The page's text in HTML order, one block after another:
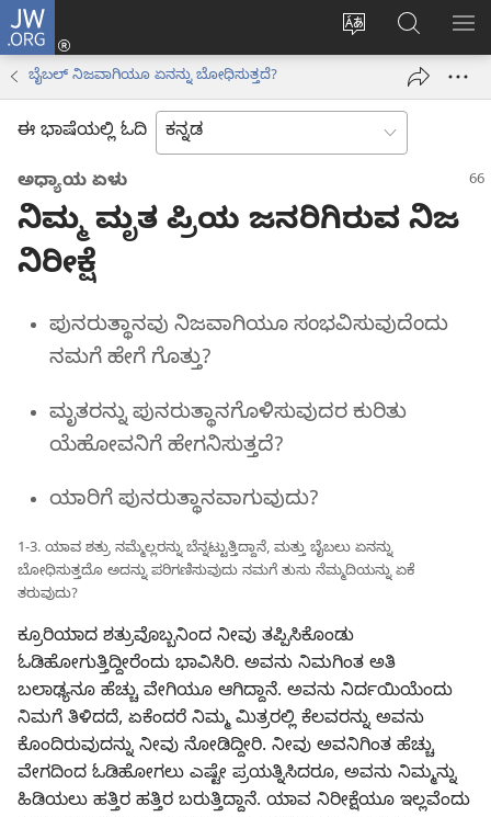
JW.ORG
ವೆಬ್‌ಸೈಟ್‌ನ
ಭಾಷೆಯನ್ನು
ಬದಲಿಸು
ಲಾಗ್
ಇನ್
new
ಹುಡುಕಿ
ಬೈಬಲ್‌ ನಿಜವಾಗಿಯೂ ಏನನ್ನು ಬೋಧಿಸುತ್ತದೆ?
ಈ ಭಾಷೆಯಲ್ಲಿ ಓದಿ
ಅಧ್ಯಾಯ ಏಳು
ನಿಮ್ಮ ಮೃತ ಪ್ರಿಯ ಜನರಿಗಿರುವ ನಿಜ
ನಿರೀಕ್ಷೆ
ಪುನರುತ್ಥಾನವು ನಿಜವಾಗಿಯೂ ಸಂಭವಿಸುವುದೆಂದು
ನಮಗೆ ಹೇಗೆ ಗೊತ್ತು?
ಮೃತರನ್ನು ಪುನರುತ್ಥಾನಗೊಳಿಸುವುದರ ಕುರಿತು
ಯೆಹೋವನಿಗೆ ಹೇಗನಿಸುತ್ತದೆ?
ಯಾರಿಗೆ ಪುನರುತ್ಥಾನವಾಗುವುದು?
1-3. ಯಾವ ಶತ್ರು ನಮ್ಮೆಲ್ಲರನ್ನು ಬೆನ್ನಟ್ಟುತ್ತಿದ್ದಾನೆ, ಮತ್ತು ಬೈಬಲು ಏನನ್ನು
ಬೋಧಿಸುತ್ತದೊ ಅದನ್ನು ಪರಿಗಣಿಸುವುದು ನಮಗೆ ತುಸು ನೆಮ್ಮದಿಯನ್ನು ಏಕೆ
ತರುವುದು?
ಕ್ರೂರಿಯಾದ ಶತ್ರುವೊಬ್ಬನಿಂದ ನೀವು ತಪ್ಪಿಸಿಕೊಂಡು
ಓಡಿಹೋಗುತ್ತಿದ್ದೀರೆಂದು ಭಾವಿಸಿರಿ. ಅವನು ನಿಮಗಿಂತ ಅತಿ
ಬಲಾಢ್ಯನೂ ಹೆಚ್ಚು ವೇಗಿಯೂ ಆಗಿದ್ದಾನೆ. ಅವನು ನಿರ್ದಯಿಯೆಂದು
ನಿಮಗೆ ತಿಳಿದದೆ, ಏಕೆಂದರೆ ನಿಮ್ಮ ಮಿತ್ರರಲ್ಲಿ ಕೆಲವರನ್ನು ಅವನು
ಕೊಂದಿರುವುದನ್ನು ನೀವು ನೋಡಿದ್ದೀರಿ. ನೀವು ಅವನಿಗಿಂತ ಹೆಚ್ಚು
ವೇಗದಿಂದ ಓಡಿಹೋಗಲು ಎಷ್ಟೇ ಪ್ರಯತ್ನಿಸಿದರೂ, ಅವನು ನಿಮ್ಮನ್ನು
ಹಿಡಿಯಲು ಹತ್ತಿರ ಹತ್ತಿರ ಬರುತ್ತಿದ್ದಾನೆ. ಯಾವ ನಿರೀಕ್ಷೆಯೂ ಇಲ್ಲವೆಂದು